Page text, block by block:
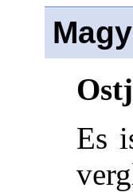
Ostj
Es